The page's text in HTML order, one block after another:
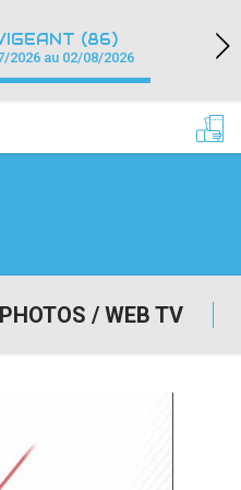
PHOTOS / WEB TV
(86)
2026 au 02/08/2026